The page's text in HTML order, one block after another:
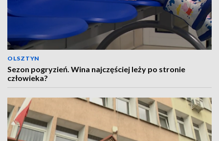
OLSZTYN
Sezon pogryzień. Wina najczęściej leży po stronie
człowieka?